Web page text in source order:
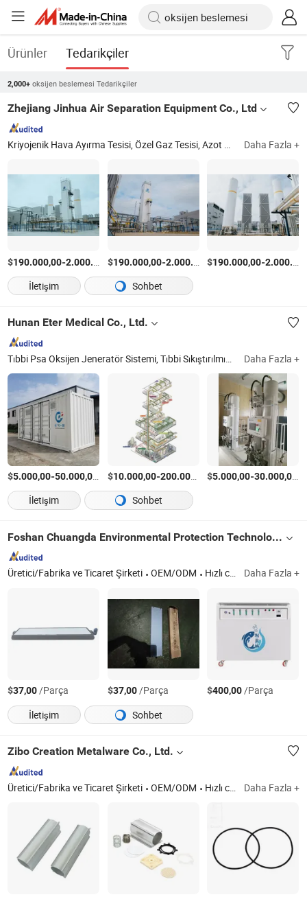
Ürünler Tedarikçiler
2,000+ oksijen beslemesi Tedarikçiler
Zhejiang Jinhua Air Separation Equipment Co., Ltd
Kriyojenik Hava Ayırma Tesisi, Özel Gaz Tesisi, Azot Gaz Tesisi, Oksijen Gaz Tesisi, Sıvı Oksijen Tesisi, Sıvı Azot Tesisi, Sıvı Hava Ayırma Ünitesi Daha Fazla +
$190.000,00-2.000.000,00 /Parça
$190.000,00-2.000.000,00 /Parça
$190.000,00-2.000.000,00
İletişim Sohbet
Hunan Eter Medical Co., Ltd.
Tıbbi Psa Oksijen Jeneratör Sistemi, Tıbbi Sıkıştırılmış Oksijen Jeneratör Sistemi, Oksijen Silindiri Doldurma Sistemi, Tıbbi Merkezi Emme Sistemi, Tıbbi Sıkıştırılmış Hava Sistemi, Tıbbi Hemşire Çağrı Sistemi, Tıbbi Temiz Mühendislik Sistemi, Tıbbi Merkezi Gaz Arz Sistemi, Tıbbi Akıllı Yatak Hemşirelik Sistemi, Hastane Yatak Başlığı Ünitesi Sistemi Daha Fazla +
$5.000,00-50.000,00 /Parça
$10.000,00-200.000,00 /Parça
$5.000,00-30.000,00 /
İletişim
Sohbet
Foshan Chuangda Environmental Protection Technology Co., Ltd.
Üretici/Fabrika ve Ticaret Şirketi OEM/ODM Hızlı cevap Daha Fazla +
$37,00/Parça $37,00/Parça $400,00/Parça
İletişim
Sohbet
Zibo Creation Metalware Co., Ltd.
Üretici/Fabrika ve Ticaret Şirketi OEM/ODM Hızlı cevap Daha Fazla +